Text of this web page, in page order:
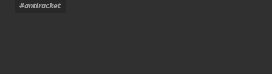
#antiracket